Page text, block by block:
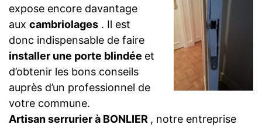
expose encore davantage
aux cambriolages . Il est
donc indispensable de faire
installer une porte blindée et
d’obtenir les bons conseils
auprès d’un professionnel de
votre commune.
Artisan serrurier à BONLIER , notre entreprise